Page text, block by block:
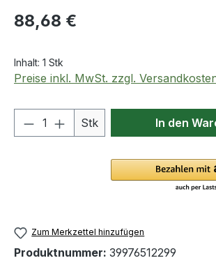
Regulärer Preis:
88,68 €
Inhalt: 1 Stk
Preise inkl. MwSt. zzgl.
Produkt Anzahl: Gib den
Stk In den
Zum Merkzettel hinzufügen
Produktnummer: 39976512299